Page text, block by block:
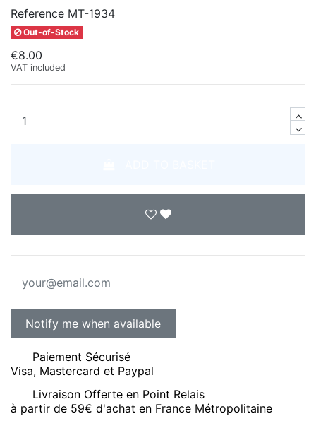
Reference MT-1934
Out-of-Stock
€8.00
VAT included
Paiement Sécurisé
Visa, Mastercard et Paypal
Livraison Offerte en Point Relais
à partir de 59€ d'achat en France Métropolitaine